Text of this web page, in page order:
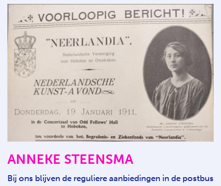
ANNEKE STEENSMA
Bij ons blijven de reguliere aanbiedingen in de postbus